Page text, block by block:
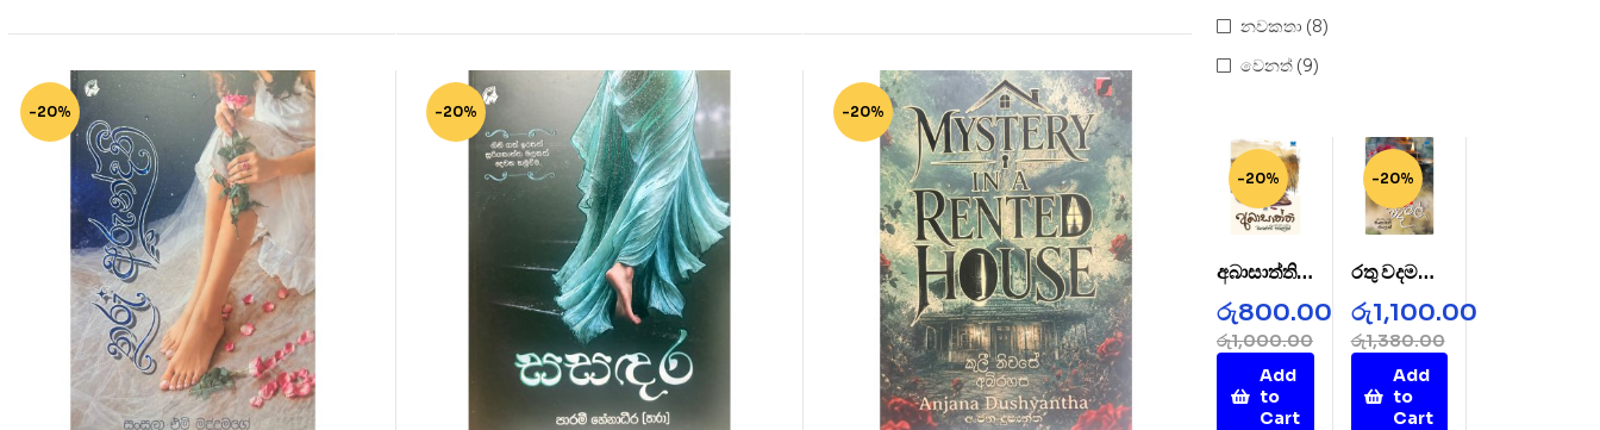
-20% -20% -20%
නවකතා (8)
වෙනත් (9)
-20%
අබාසාත්ති –
AbaSatht
hi
රු1,000.00
රු800.00
Add
to
Cart
-20%
රතු වදමල් –
Rathu
Wada
Mal
රු1,380.00
රු1,100.00
Add
to
Cart